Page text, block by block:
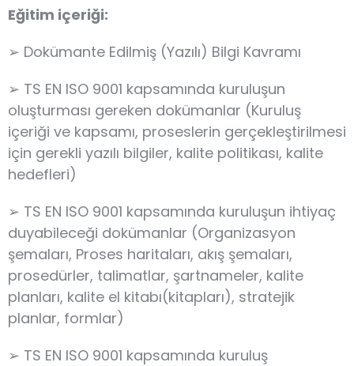
Eğitim içeriği:
➢ Dokümante Edilmiş (Yazılı) Bilgi Kavramı
➢ TS EN ISO 9001 kapsamında kuruluşun
oluşturması gereken dokümanlar (Kuruluş
içeriği ve kapsamı, proseslerin gerçekleştirilmesi
için gerekli yazılı bilgiler, kalite politikası, kalite
hedefleri)
➢ TS EN ISO 9001 kapsamında kuruluşun ihtiyaç
duyabileceği dokümanlar (Organizasyon
şemaları, Proses haritaları, akış şemaları,
prosedürler, talimatlar, şartnameler, kalite
planları, kalite el kitabı(kitapları), stratejik
planlar, formlar)
➢ TS EN ISO 9001 kapsamında kuruluş